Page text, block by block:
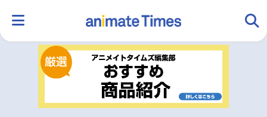
ランキング アニメ